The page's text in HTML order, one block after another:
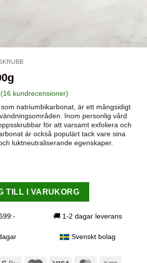
(16 kundrecensioner)
natriumbikarbonat, är ett mångsidigt
Inom personlig vård
för att varsamt exfoliera och
är också populärt tack vare sina
luktneutraliserande egenskaper.
TILL I VARUKORG
🚚 1-2 dagar leverans
Svenskt bolag